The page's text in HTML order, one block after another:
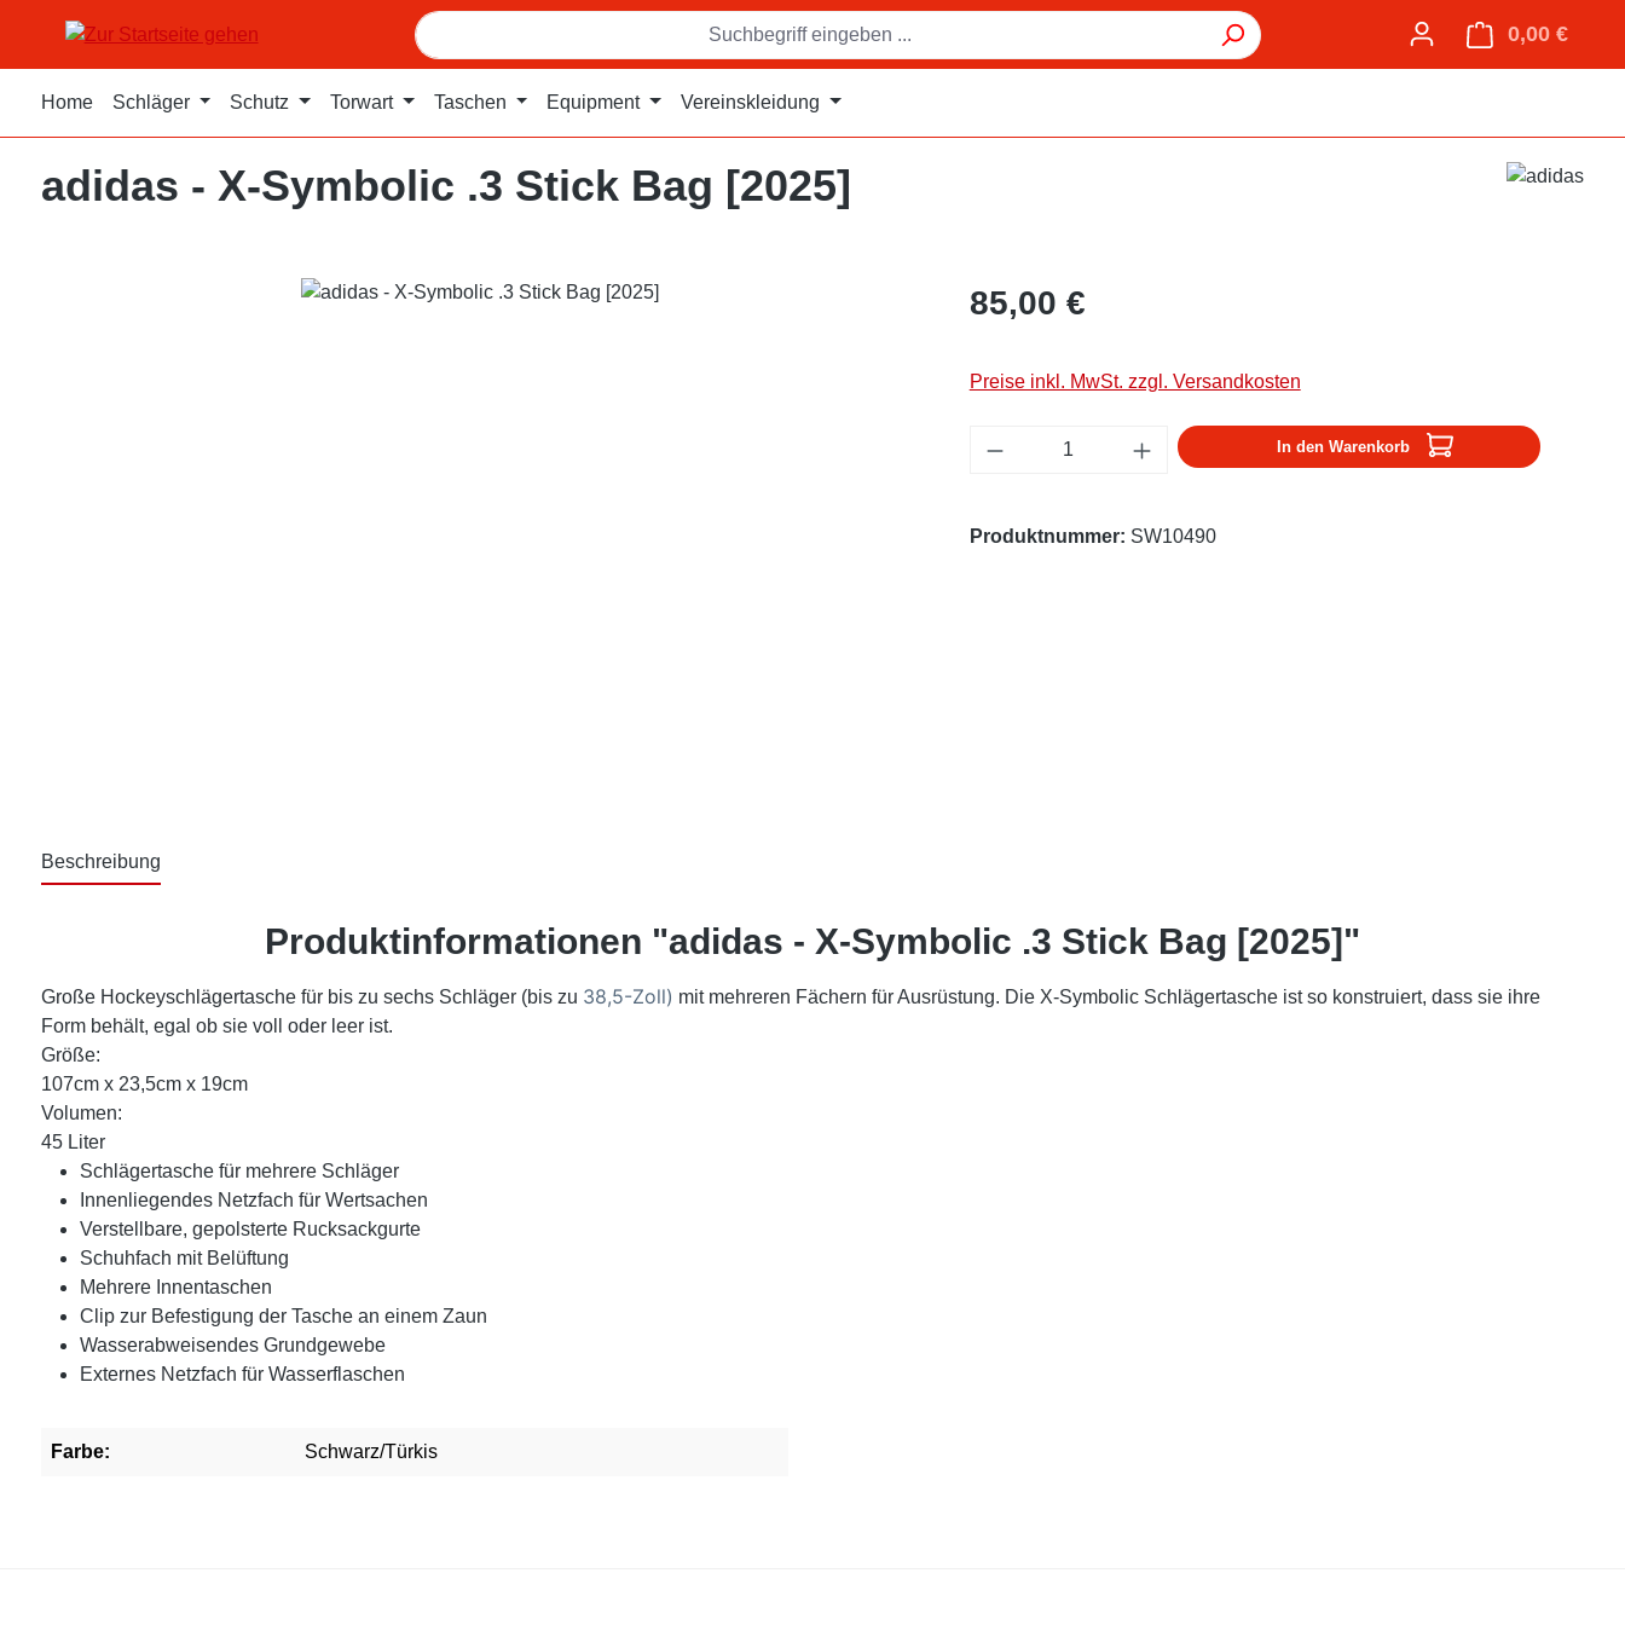
Hauptinhalt springen
Zur Suche springen
Zur Hauptnavigation springen 0,00 €
Home Schläger Schutz Torwart Taschen Equipment Vereinskleidung
adidas - X-Symbolic .3 Stick Bag [2025]
85,00 €
Preise inkl. MwSt. zzgl. Versandkosten
Produkt Anzahl: Gib den gewünschten Wert ein
In den Warenkorb
Produktnummer: SW10490
Beschreibung
Produktinformationen "adidas - X-Symbolic .3 Stick Bag [2025]"
Große Hockeyschlägertasche für bis zu sechs Schläger (bis zu 38,5-Zoll) mit mehreren Fächern für Ausrüstung. Die X-Symbolic Schlägertasche ist so konstruiert, dass sie ihre
Form behält, egal ob sie voll oder leer ist.
Größe:
107cm x 23,5cm x 19cm
Volumen:
45 Liter
Schlägertasche für mehrere Schläger
Innenliegendes Netzfach für Wertsachen
Verstellbare, gepolsterte Rucksackgurte
Schuhfach mit Belüftung
Mehrere Innentaschen
Clip zur Befestigung der Tasche an einem Zaun
Wasserabweisendes Grundgewebe
Externes Netzfach für Wasserflaschen
Farbe: Schwarz/Türkis